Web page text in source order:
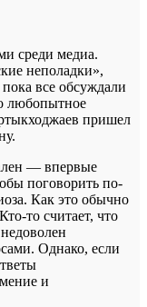
среди медиа.
неполадки»,
все обсуждали
любопытное
пришел
— впервые
поговорить по-
Как это обычно
то считает, что
Однако, если
и